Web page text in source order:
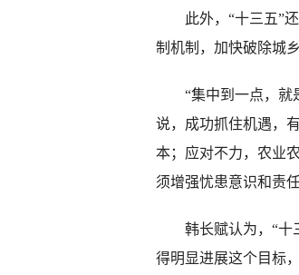
此外，“十三五”还
制机制，加快破除城
“集中到一点，就是
说，成功抓住机遇，
本；应对不力，农业
须增强忧患意识和责
韩长赋认为，“十三
得明显进展这个目标